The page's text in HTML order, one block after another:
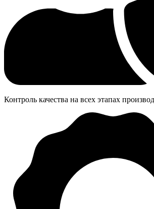
Контроль качества на всех этапах